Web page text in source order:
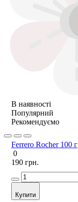
В наявності
Популярний
Рекомендуємо
Ferrero Rocher 100 г
0
190 грн.
Купити